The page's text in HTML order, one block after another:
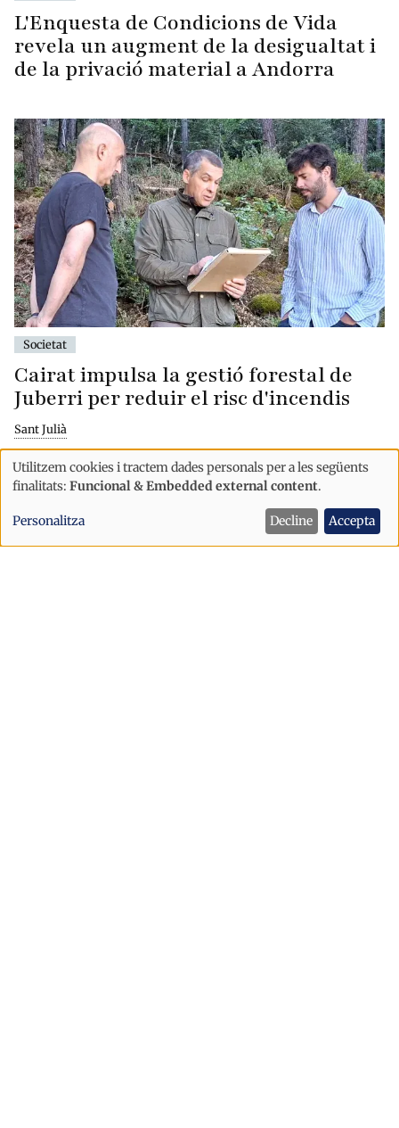
L'Enquesta de Condicions de Vida
revela un augment de la desigualtat i
de la privació material a Andorra
Societat
Cairat impulsa la gestió forestal de
Juberri per reduir el risc d'incendis
Sant Julià
Ús
de
dades
Utilitzem cookies i tractem dades personals per a les següents
finalitats: Funcional & Embedded external content.
Personalitza Decline Accepta